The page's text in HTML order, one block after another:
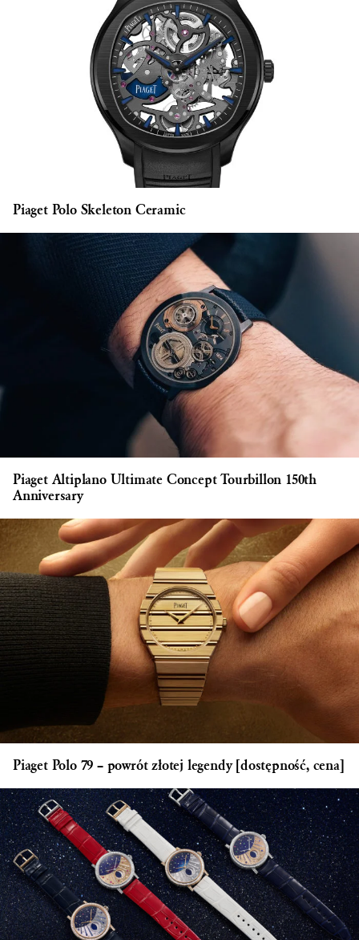
Piaget Polo Skeleton Ceramic
Piaget Altiplano Ultimate Concept Tourbillon 150th
Anniversary
Piaget Polo 79 – powrót złotej legendy [dostępność, cena]